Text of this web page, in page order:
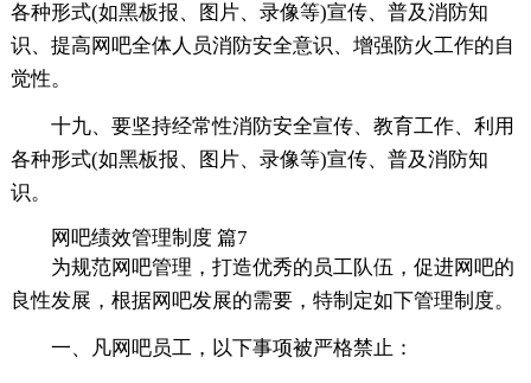
各种形式(如黑板报、图片、录像等)宣传、普及消防知
识、提高网吧全体人员消防安全意识、增强防火工作的自
觉性。
十九、要坚持经常性消防安全宣传、教育工作、利用
各种形式(如黑板报、图片、录像等)宣传、普及消防知
识。
网吧绩效管理制度 篇7
为规范网吧管理，打造优秀的员工队伍，促进网吧的
良性发展，根据网吧发展的需要，特制定如下管理制度。
一、凡网吧员工，以下事项被严格禁止：